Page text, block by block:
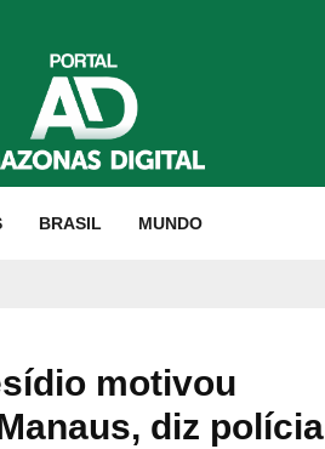
BRASIL MUNDO
motivou
diz polícia